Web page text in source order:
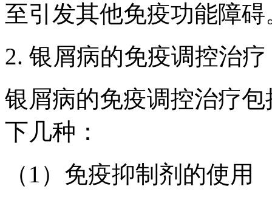
至引发其他免疫功能障碍
2. 银屑病的免疫调控治疗
银屑病的免疫调控治疗
下几种：
（1）免疫抑制剂的使用